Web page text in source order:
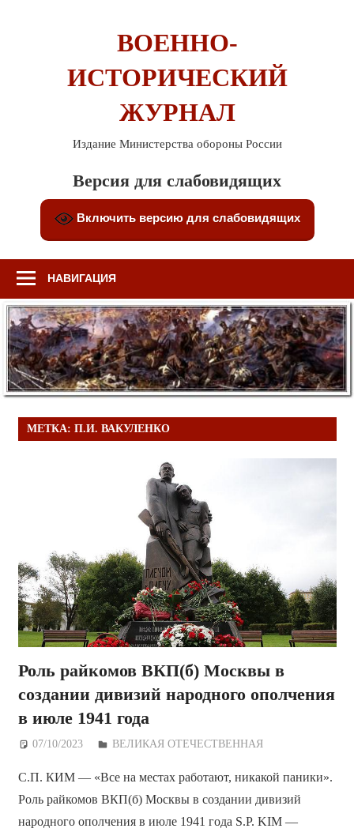
ВОЕННО-
ИСТОРИЧЕСКИЙ
ЖУРНАЛ
Издание Министерства обороны России
Версия для слабовидящих
Включить версию для слабовидящих
НАВИГАЦИЯ
МЕТКА: П.И. ВАКУЛЕНКО
Роль райкомов ВКП(б) Москвы в
создании дивизий народного ополчения
в июле 1941 года
07/10/2023 Дежурный по Редакции
ВЕЛИКАЯ ОТЕЧЕСТВЕННАЯ
С.П. КИМ — «Все на местах работают, никакой паники».
Роль райкомов ВКП(б) Москвы в создании дивизий
народного ополчения в июле 1941 года S.P. KIM —